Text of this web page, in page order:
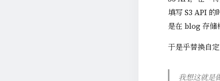
填写 S3 API
是在 blog 存
于是乎替换自
我想这就是